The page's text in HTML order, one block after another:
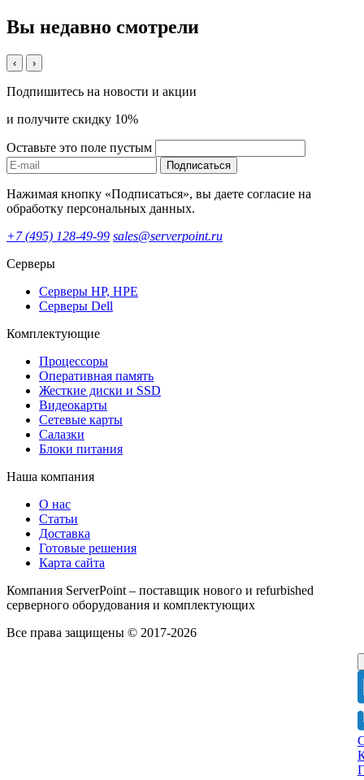
Вы недавно смотрели
‹ ›
Подпишитесь на новости и акции
и получите скидку 10%
Оставьте это поле пустым
Подписаться
Нажимая кнопку «Подписаться», вы даете согласие на
обработку персональных данных.
+7 (495) 128-49-99 sales@serverpoint.ru
Серверы
Серверы HP, HPE
Серверы Dell
Комплектующие
Процессоры
Оперативная память
Жесткие диски и SSD
Видеокарты
Сетевые карты
Салазки
Блоки питания
Наша компания
О нас
Статьи
Доставка
Готовые решения
Карта сайта
Компания ServerPoint – поставщик нового и refurbished
серверного оборудования и комплектующих
Все права защищены © 2017-2026